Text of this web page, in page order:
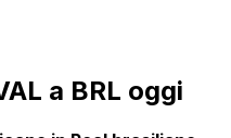
a BRL oggi